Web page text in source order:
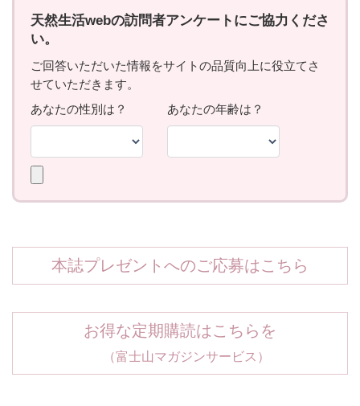
本誌プレゼントへのご応募はこちら
お得な定期購読はこちらを
（富士山マガジンサービス）